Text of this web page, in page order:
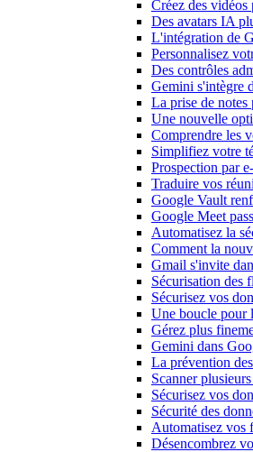
Créez des
Des avatars IA
L'intégration de
Personnalisez
Des contrôles
Gemini s'intègre
La prise de
Une nouvelle
Comprendre les
Simplifiez votre
Prospection par
Traduire vos
Google Vault
Google Meet
Automatisez la
Comment la
Gmail s'invite
Sécurisation des
Sécurisez vos
Une boucle pour
Gérez plus
Gemini dans
La prévention
Scanner
Sécurisez vos
Sécurité des
Automatisez vos
Désencombrez